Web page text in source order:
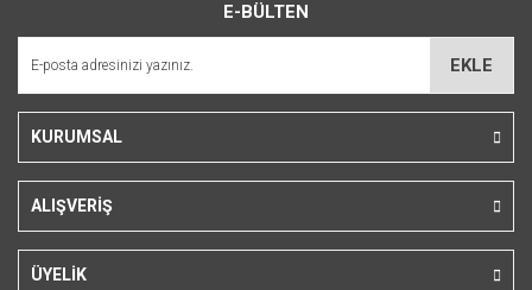
Ürün açıklamasında eksik bilgiler bulunuyor.
Bu ürüne benzer farklı alternatifler olmalı.
E-BÜLTEN
EKLE
KURUMSAL
ALIŞVERİŞ
ÜYELİK